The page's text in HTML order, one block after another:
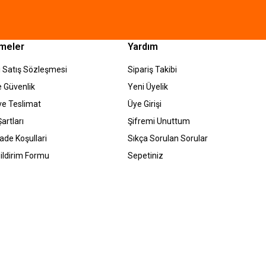
Sözleşmesi
Güvenlik
Teslimat
Koşullari
Formu
Yardım
Sipariş Takibi
Yeni Üyelik
Üye Girişi
Şifremi Unuttum
Sıkça Sorulan Sorular
Sepetiniz